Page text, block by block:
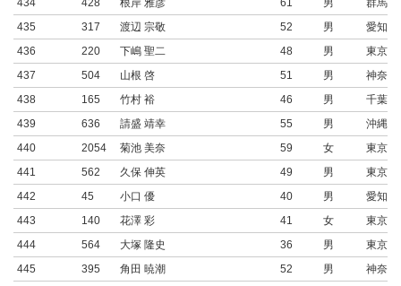
434 428 根岸 雅彦 61 男
群馬県
435
317 渡辺 宗敬 52 男
愛知県
436
220 下嶋 聖二 48 男
東京都
437
504 山根 啓 51 男
神奈川
438
165 竹村 裕 46 男
千葉県
439
636 請盛 靖幸 55 男
沖縄県
440
2054 菊池 美奈 59 女
東京都
441
562 久保 伸英 49 男
東京都
442
45 小口 優 40 男
愛知県
443
140 花澤 彩 41 女
東京都
444
564 大塚 隆史 36 男
東京都
445
395 角田 暁潮 52 男
神奈川